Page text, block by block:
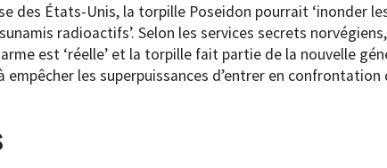
des États-Unis, la torpille Poseidon pourrait ‘inonder
radioactifs’. Selon les services secrets
est ‘réelle’ et la torpille fait partie de la nouvelle
empêcher les superpuissances d’entrer en